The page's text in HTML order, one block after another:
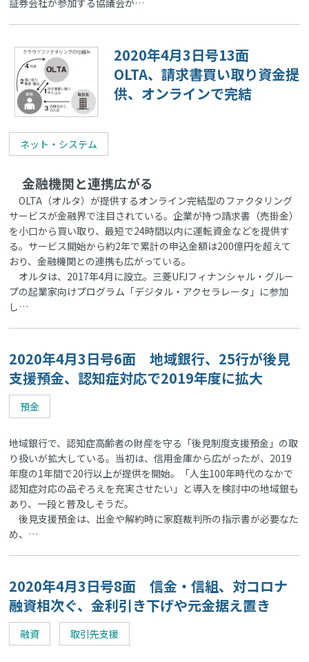
証券会社が参加する協議会が…
2020年4月3日号13面
OLTA、請求書買い取り資金提
供、オンラインで完結
ネット・システム
金融機関と連携広がる
OLTA（オルタ）が提供するオンライン完結型のファクタリング
サービスが金融界で注目されている。企業が持つ請求書（売掛金）
を小口から買い取り、最短で24時間以内に運転資金などを提供す
る。サービス開始から約2年で累計の申込金額は200億円を超えて
おり、金融機関との連携も広がっている。
オルタは、2017年4月に設立。三菱UFJフィナンシャル・グルー
プの起業家向けプログラム「デジタル・アクセラレータ」に参加
し…
2020年4月3日号6面 地域銀行、25行が後見
支援預金、認知症対応で2019年度に拡大
預金
地域銀行で、認知症高齢者の財産を守る「後見制度支援預金」の取
り扱いが拡大している。当初は、信用金庫から広がったが、2019
年度の1年間で20行以上が提供を開始。「人生100年時代のなかで
認知症対応の品ぞろえを充実させたい」と導入を検討中の地域銀も
あり、一段と普及しそうだ。
後見支援預金は、出金や解約時に家庭裁判所の指示書が必要なた
め、…
2020年4月3日号8面 信金・信組、対コロナ
融資相次ぐ、金利引き下げや元金据え置き
融資 取引先支援